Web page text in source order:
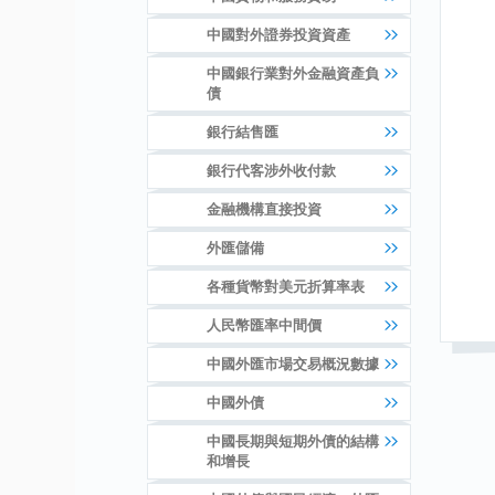
中國對外證券投資資產
中國銀行業對外金融資產負
債
銀行結售匯
銀行代客涉外收付款
金融機構直接投資
外匯儲備
各種貨幣對美元折算率表
人民幣匯率中間價
中國外匯市場交易概況數據
中國外債
中國長期與短期外債的結構
和增長